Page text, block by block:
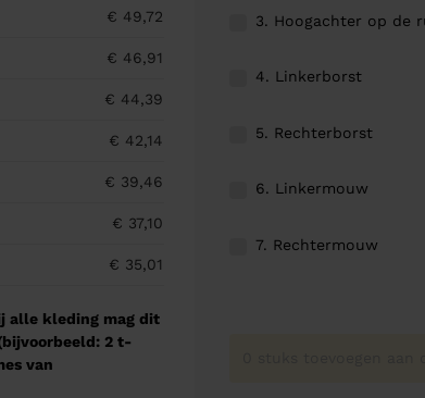
€ 49,72
€ 46,91
€ 44,39
€ 42,14
€ 39,46
€ 37,10
€ 35,01
alle kleding mag dit
2 t-
van
3. Hoogachter op de
4. Linkerborst
5. Rechterborst
6. Linkermouw
7. Rechtermouw